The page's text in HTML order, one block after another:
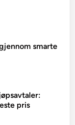
smarte
pris